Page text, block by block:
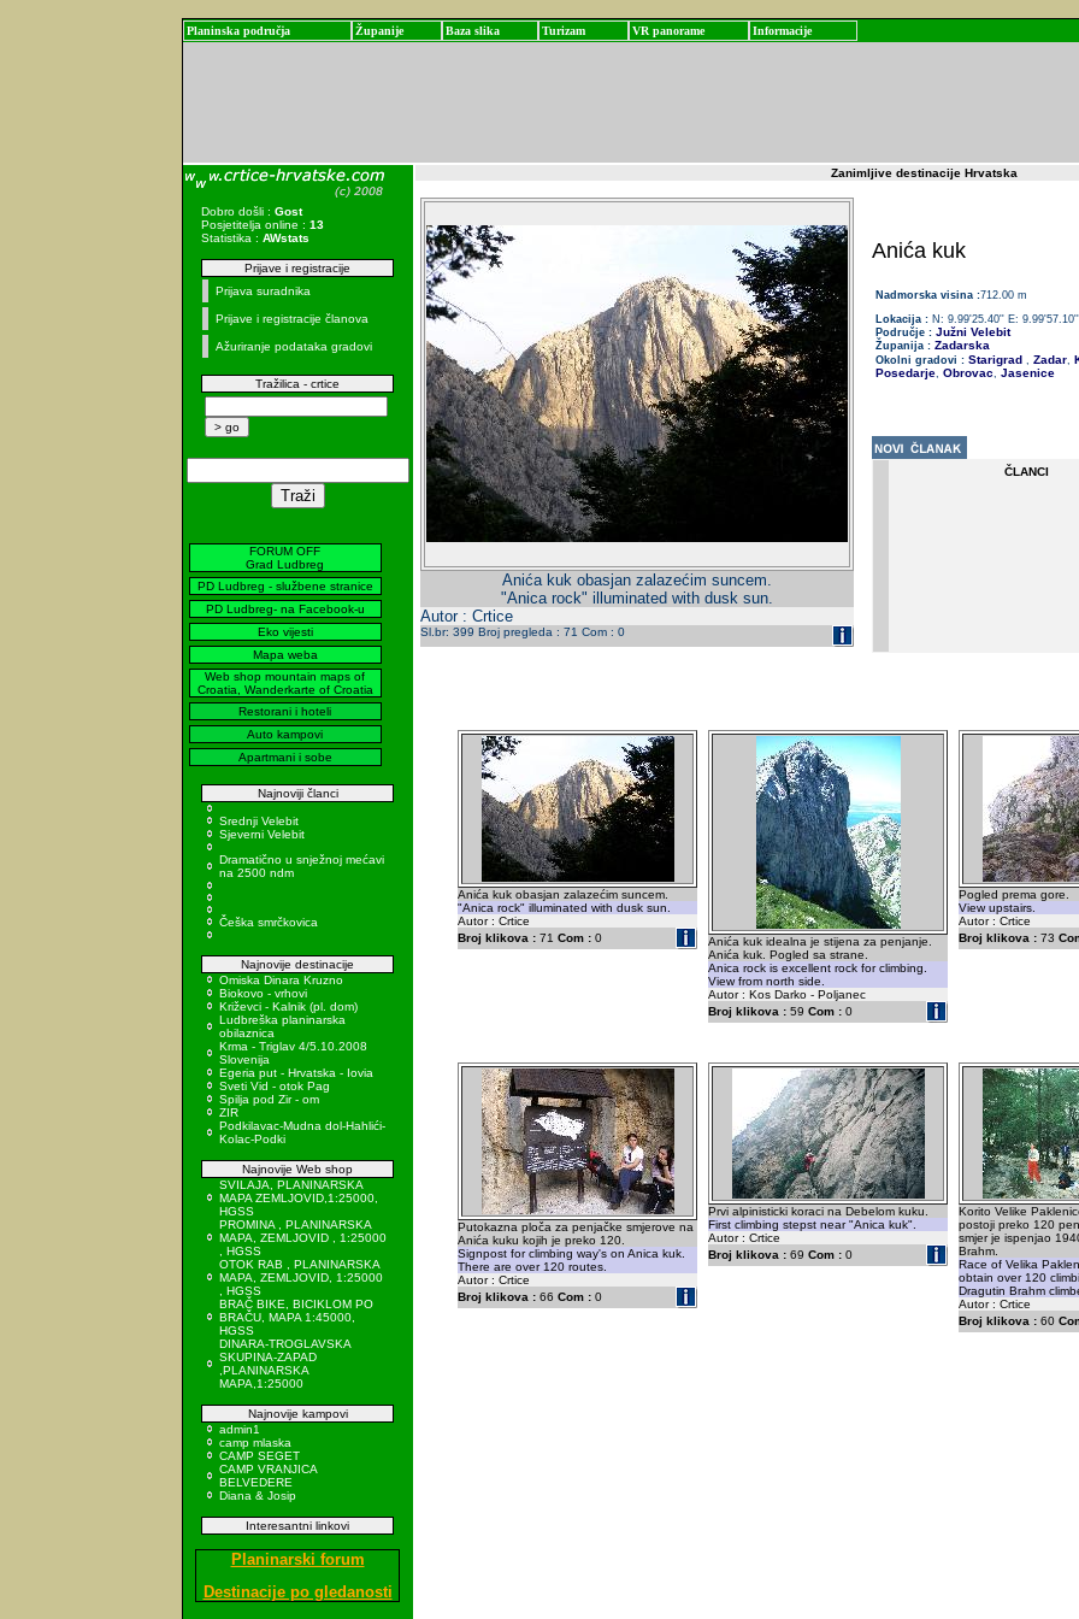
Planinska područja Županije Baza slika Turizam VR panorame Informacije
Dobro došli : Gost
Posjetitelja online : 13
Statistika : AWstats
Prijave i registracije
Prijava suradnika
Prijave i registracije članova
Ažuriranje podataka gradovi
Tražilica - crtice
FORUM OFF
Grad Ludbreg
PD Ludbreg - službene stranice
PD Ludbreg- na Facebook-u
Eko vijesti
Mapa weba
Web shop mountain maps of
Croatia, Wanderkarte of Croatia
Restorani i hoteli
Auto kampovi
Apartmani i sobe
Najnoviji članci
Srednji Velebit
Sjeverni Velebit
Dramatično u snježnoj mećavi
na 2500 ndm
Češka smrčkovica
Najnovije destinacije
Omiska Dinara Kruzno
Biokovo - vrhovi
Križevci - Kalnik (pl. dom)
Ludbreška planinarska
obilaznica
Krma - Triglav 4/5.10.2008
Slovenija
Egeria put - Hrvatska - Iovia
Sveti Vid - otok Pag
Spilja pod Zir - om
ZIR
Podkilavac-Mudna dol-Hahlići-
Kolac-Podki
Najnovije Web shop
SVILAJA, PLANINARSKA
MAPA ZEMLJOVID,1:25000,
HGSS
PROMINA , PLANINARSKA
MAPA, ZEMLJOVID , 1:25000
, HGSS
OTOK RAB , PLANINARSKA
MAPA, ZEMLJOVID, 1:25000
, HGSS
BRAČ BIKE, BICIKLOM PO
BRAČU, MAPA 1:45000,
HGSS
DINARA-TROGLAVSKA
SKUPINA-ZAPAD
,PLANINARSKA
MAPA,1:25000
Najnovije kampovi
admin1
camp mlaska
CAMP SEGET
CAMP VRANJICA
BELVEDERE
Diana & Josip
Interesantni linkovi
Planinarski forum
Destinacije po gledanosti
Zanimljive destinacije Hrvatska
Anića kuk obasjan zalazećim suncem.
"Anica rock" illuminated with dusk sun.
Autor : Crtice
Sl.br: 399 Broj pregleda : 71 Com : 0
Anića kuk
Nadmorska visina :712.00 m
Lokacija :N: 9.99'25.40'' E: 9.99'57.10''
Područje :Južni Velebit
Županija : Zadarska
Okolni gradovi : Starigrad , Zadar,
Posedarje, Obrovac, Jasenice
ČLANCI
Anića kuk obasjan zalazećim suncem.
"Anica rock" illuminated with dusk sun.
Autor : Crtice
Broj klikova : 71 Com : 0
Anića kuk idealna je stijena za penjanje.
Anića kuk. Pogled sa strane.
Anica rock is excellent rock for climbing.
View from north side.
Autor : Kos Darko - Poljanec
Broj klikova : 59 Com : 0
Pogled prema gore.
View upstairs.
Autor : Crtice
Broj klikova : 73
Putokazna ploča za penjačke smjerove na
Anića kuku kojih je preko 120.
Signpost for climbing way's on Anica kuk.
There are over 120 routes.
Autor : Crtice
Broj klikova : 66 Com : 0
Prvi alpinisticki koraci na Debelom kuku.
First climbing stepst near "Anica kuk".
Autor : Crtice
Broj klikova : 69 Com : 0
Korito Velike
postoji preko 120
smjer je ispenjao
Brahm.
Race of Velika
obtain over 120
Dragutin Brahm
Autor : Crtice
Broj klikova : 60